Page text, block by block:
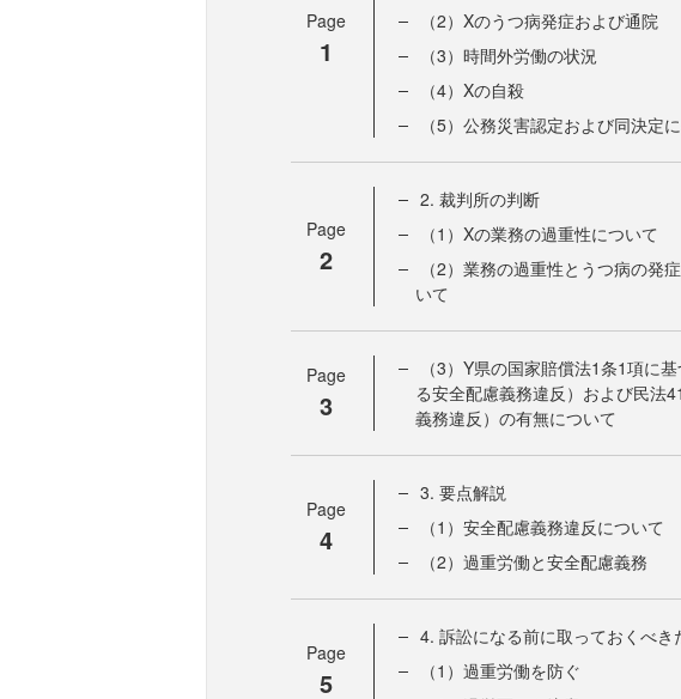
Page
1
（2）Xのうつ病発症および通院
（3）時間外労働の状況
（4）Xの自殺
（5）公務災害認定および同決定
Page
2
2. 裁判所の判断
（1）Xの業務の過重性について
（2）業務の過重性とうつ病の発
いて
Page
3
（3）Y県の国家賠償法1条1項に
る安全配慮義務違反）および民法
義務違反）の有無について
Page
4
3. 要点解説
（1）安全配慮義務違反について
（2）過重労働と安全配慮義務
Page
5
4. 訴訟になる前に取っておくべき
（1）過重労働を防ぐ